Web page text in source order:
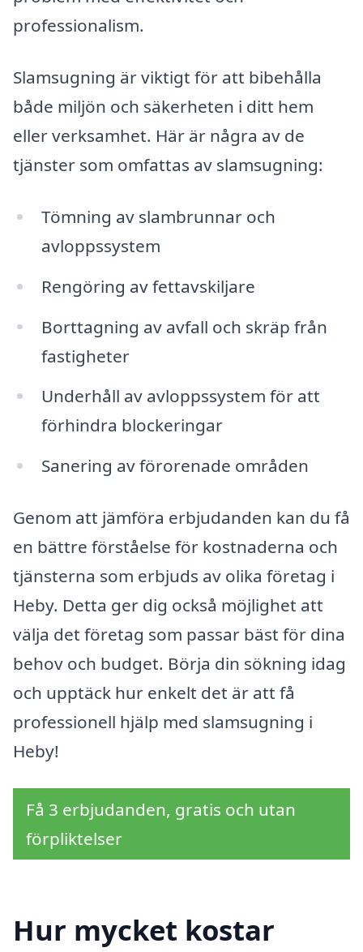
professionalism.
Slamsugning är viktigt för att bibehålla
både miljön och säkerheten i ditt hem
eller verksamhet. Här är några av de
tjänster som omfattas av slamsugning:
Tömning av slambrunnar och
avloppssystem
Rengöring av fettavskiljare
Borttagning av avfall och skräp från
fastigheter
Underhåll av avloppssystem för att
förhindra blockeringar
Sanering av förorenade områden
Genom att jämföra erbjudanden kan du få
en bättre förståelse för kostnaderna och
tjänsterna som erbjuds av olika företag i
Heby. Detta ger dig också möjlighet att
välja det företag som passar bäst för dina
behov och budget. Börja din sökning idag
och upptäck hur enkelt det är att få
professionell hjälp med slamsugning i
Heby!
Få 3 erbjudanden, gratis och utan
förpliktelser
Hur mycket kostar